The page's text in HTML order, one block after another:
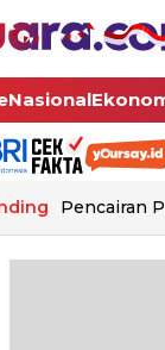
Nasional
Pencairan